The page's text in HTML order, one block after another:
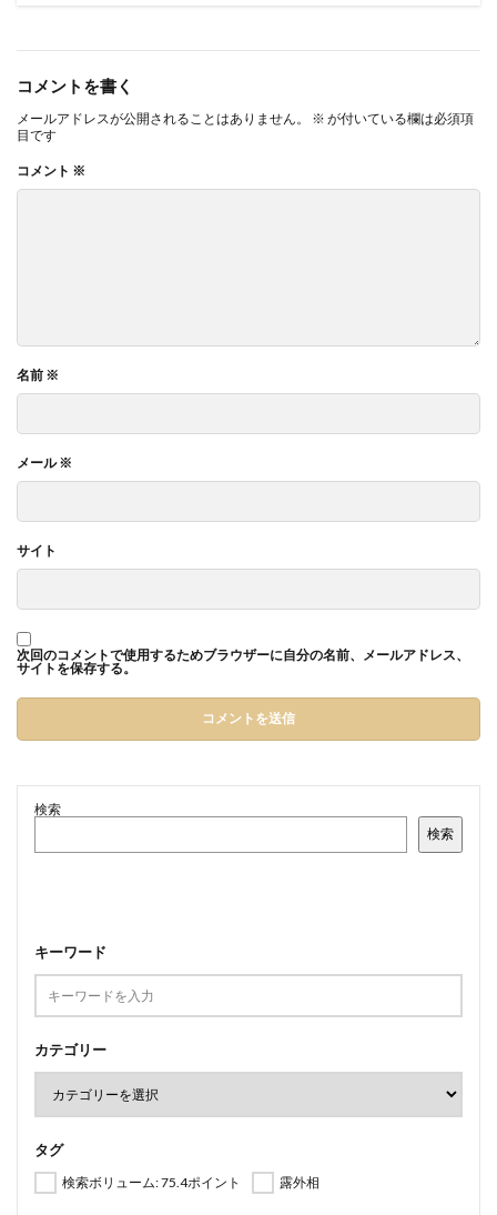
コメントを書く
メールアドレスが公開されることはありません。 ※ が付いている欄は必須項
目です
コメント ※
名前 ※
メール※
サイト
次回のコメントで使用するためブラウザーに自分の名前、メールアドレス、
サイトを保存する。
検索
検索
キーワード
カテゴリー
タグ
検索ボリューム: 75.4ポイント 露外相